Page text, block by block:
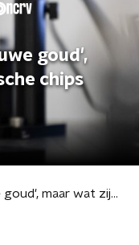
goud',
chips
Geroemd als 'het nieuwe goud', maar wat zijn fotonische chips eigenlijk?